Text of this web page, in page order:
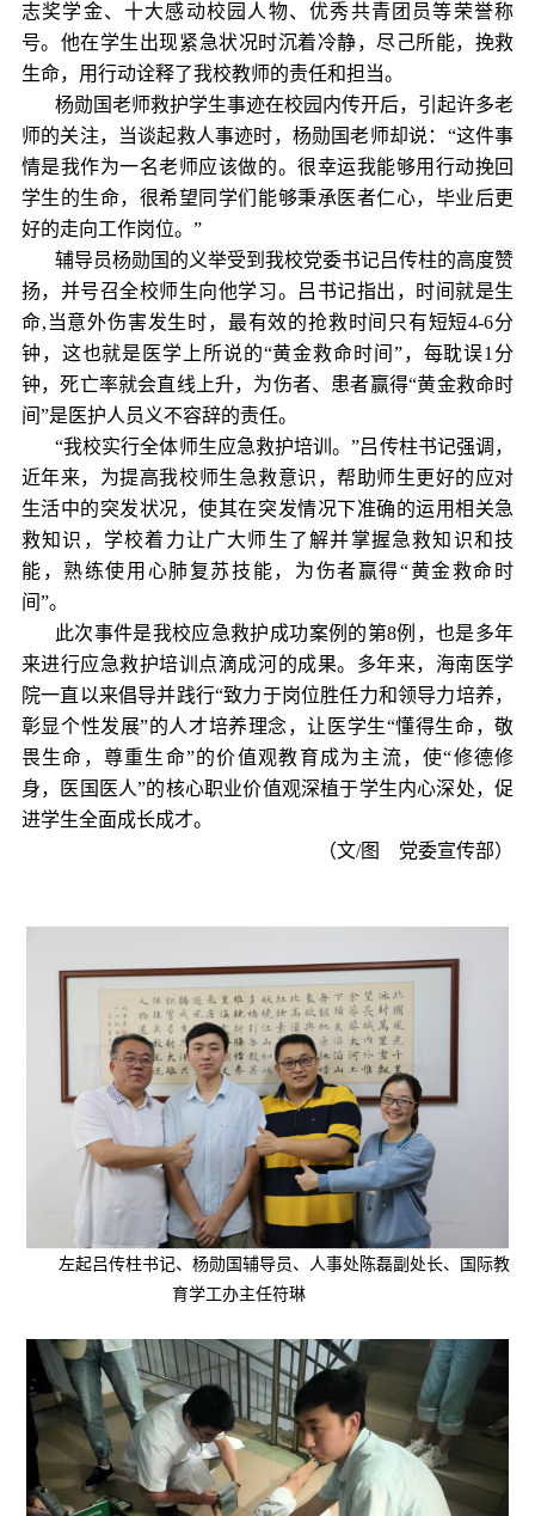
志奖学金、十大感动校园人物、优秀共青团员等荣誉称
号。 他在学生出现紧急状况时沉着冷静，尽己所能，挽救
生命，用行动诠释了我校教师的责任和担当。
杨勋国老师救护学生事迹在校园内传开后，引起许多老
师的关注，
当谈起救人事迹时， 杨勋国老师却说： “这件事
情是我作为一名老师应该做的。很幸运我能够用行动挽回
学生的生命，很希望同学们能够秉承医者仁心，毕业后更
好的走向工作岗位。 ”
辅导员杨勋国的义举受到我校党委书记吕传柱的高度赞
扬，并号召全校师生向他学习。吕书记指出，时间就是生
命,当意外伤害发生时，最有效的抢救时间只有短短4-6分
钟，这也就是医学上所说的“黄金救命时间”，每耽误1分
钟，死亡率就会直线上升，为伤者、 患者赢得“黄金救命时
间”是 医护人员 义不容辞的责任。
“我校实行全体师生应急救护培训。”吕传柱书记强调，
近年来， 为提高我校师生急救意识，帮助师生更好的应对
生活中的突发状况，使其在突发情况下准确的运用相关急
救知识， 学校着力让广大师生了解并掌握急救知识和技
能，熟练使用 心肺复苏技能， 为伤者赢得“黄金救命时
间”。
此次事件是我校应急救护成功案例的第8例，也是多年
来进行应急救护培训点滴成河的成果。多年来，海南医学
院一直以来倡导并践行“致力于岗位胜任力和领导力培养，
彰显个性发展”的人才培养理念，让 医学生“懂得生命，敬
畏生命，尊重生命”的价值观教育成为主流，使“修德修
身，医国医人”的核心职业价值观深植于学生内心深处，促
进学生全面成长成才。
（文/图 党委宣传部）
左起吕传柱书记、杨勋国辅导员、人事处陈磊副处长、国际教
育学工办主任符琳